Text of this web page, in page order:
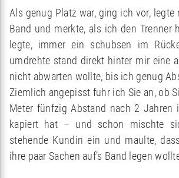
Als genug Platz war, ging ich vor, legte
Band und merkte, als ich den Trenner
legte, immer ein schubsen im
umdrehte stand direkt hinter mir eine
nicht abwarten wollte, bis ich genug
Ziemlich angepisst fuhr ich Sie an, ob
Meter fünfzig Abstand nach 2 Jahren
kapiert hat – und schon mischte
stehende Kundin ein und maulte,
ihre paar Sachen auf’s Band legen